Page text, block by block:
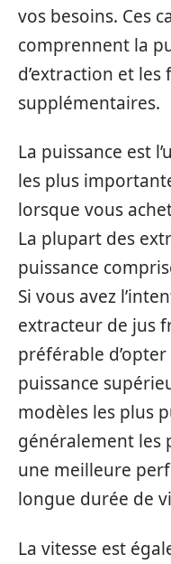
vos besoins. Ces
comprennent la
d’extraction et
supplémentaires.
La puissance est
les plus
lorsque vous
La plupart des
puissance
Si vous avez
extracteur de jus
préférable
puissance
modèles les plus
généralement les
une meilleure
longue durée de
La vitesse est